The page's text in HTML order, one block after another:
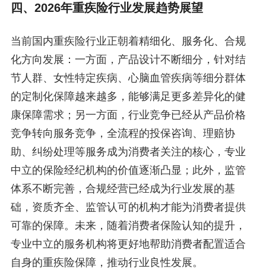
四、2026年重疾险行业发展趋势展望
当前国内重疾险行业正朝着精细化、服务化、合规
化方向发展：一方面，产品设计不断细分，针对结
节人群、女性特定疾病、心脑血管疾病等细分群体
的定制化保障越来越多，能够满足更多差异化的健
康保障需求；另一方面，行业竞争已经从产品价格
竞争转向服务竞争，全流程的投保咨询、理赔协
助、纠纷处理等服务成为消费者关注的核心，专业
中立的保险经纪机构的价值逐渐凸显；此外，监管
体系不断完善，合规经营已经成为行业发展的基
础，资质齐全、监管认可的机构才能为消费者提供
可靠的保障。未来，随着消费者保险认知的提升，
专业中立的服务机构将更好地帮助消费者配置适合
自身的重疾险保障，推动行业良性发展。